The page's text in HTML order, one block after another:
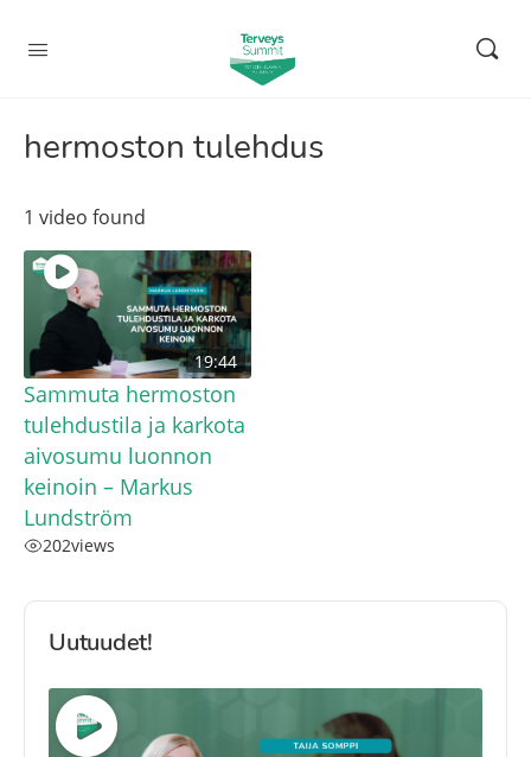
hermoston tulehdus
1 video found
19:44
Sammuta hermoston
tulehdustila ja karkota
aivosumu luonnon
keinoin – Markus
Lundström
202views
Uutuudet!